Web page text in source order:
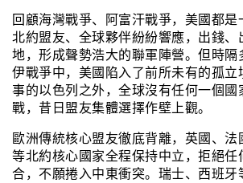
回顧海灣戰爭、阿富汗戰爭，美國都是
北約盟友、全球夥伴紛紛響應，出錢、
地，形成聲勢浩大的聯軍陣營。但時隔
伊戰爭中，美國陷入了前所未有的孤立
事的以色列之外，全球沒有任何一個國
戰，昔日盟友集體選擇作壁上觀。
歐洲傳統核心盟友徹底背離，英國、法
等北約核心國家全程保持中立，拒絕任
合，不願捲入中東衝突。瑞士、西班牙